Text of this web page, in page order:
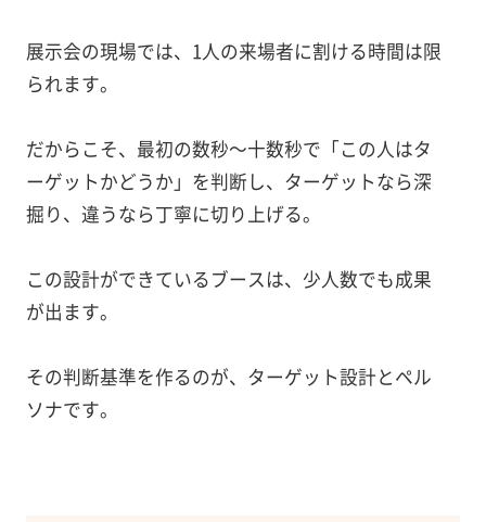
展示会の現場では、1人の来場者に割ける時間は限
られます。
だからこそ、最初の数秒〜十数秒で「この人はタ
ーゲットかどうか」を判断し、ターゲットなら深
掘り、違うなら丁寧に切り上げる。
この設計ができているブースは、少人数でも成果
が出ます。
その判断基準を作るのが、ターゲット設計とペル
ソナです。